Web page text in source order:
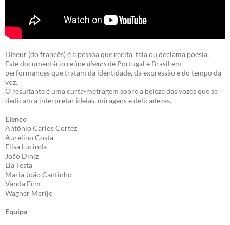
Diseur (do francês) é a pessoa que recita, fala ou declama poesia.
Este documentário reúnediseursde Portugal e Brasil em
performances que tratam da identidade, da expressão e do tempo da
voz.
O resultante é uma curta-metragem sobre a beleza das vozes que se
dedicam a interpretar ideias, miragens e delicadezas.
Elenco
António Carlos Cortez
Aurelino Costa
Elisa Lucinda
João Diniz
Lia Testa
Maria João Cantinho
Vanda Ecm
Wagner Merije
Equipa